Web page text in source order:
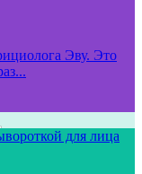
Эву. Это
для лица